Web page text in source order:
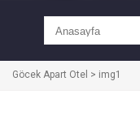
Göcek Apart Otel > img1